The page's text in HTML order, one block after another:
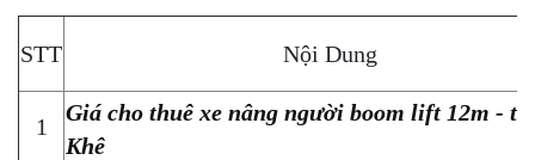
STT Nội Dung
1
Giá cho thuê xe nâng người boom lift 12m -
Khê